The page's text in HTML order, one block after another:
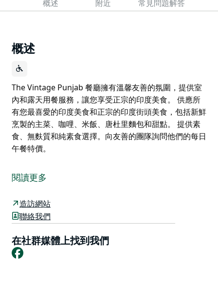
概述 附近 常見問題解答
概述
The Vintage Punjab 餐廳擁有溫馨友善的氛圍，提供室
內和露天用餐服務，讓您享受正宗的印度美食。 供應所
有您最喜愛的印度美食和正宗的印度街頭美食，包括新鮮
烹製的主菜、咖哩、米飯、唐杜里麵包和甜點。 提供素
食、無麩質和純素食選擇。向友善的團隊詢問他們的每日
午餐特價。
內和露天用餐服務，讓您享受正宗的印度美食。
括新鮮烹製的主菜、咖哩、米飯、唐杜里麵包和甜點。
提供素食、無麩質和純素食選擇。向友善的團隊詢問他們
閱讀更多
造訪網站
聯絡我們
在社群媒體上找到我們
Facebook